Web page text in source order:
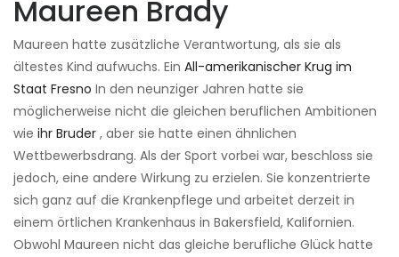
Maureen Brady
Maureen hatte zusätzliche Verantwortung, als sie als
ältestes Kind aufwuchs. Ein All-amerikanischer Krug im
Staat Fresno In den neunziger Jahren hatte sie
möglicherweise nicht die gleichen beruflichen Ambitionen
wie ihr Bruder , aber sie hatte einen ähnlichen
Wettbewerbsdrang. Als der Sport vorbei war, beschloss sie
jedoch, eine andere Wirkung zu erzielen. Sie konzentrierte
sich ganz auf die Krankenpflege und arbeitet derzeit in
einem örtlichen Krankenhaus in Bakersfield, Kalifornien.
Obwohl Maureen nicht das gleiche berufliche Glück hatte